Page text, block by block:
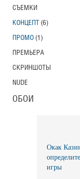
СЪЕМКИ
КОНЦЕПТ (6)
ПРОМО (1)
ПРЕМЬЕРА
СКРИНШОТЫ
NUDE
ОБОИ
Окак
игры